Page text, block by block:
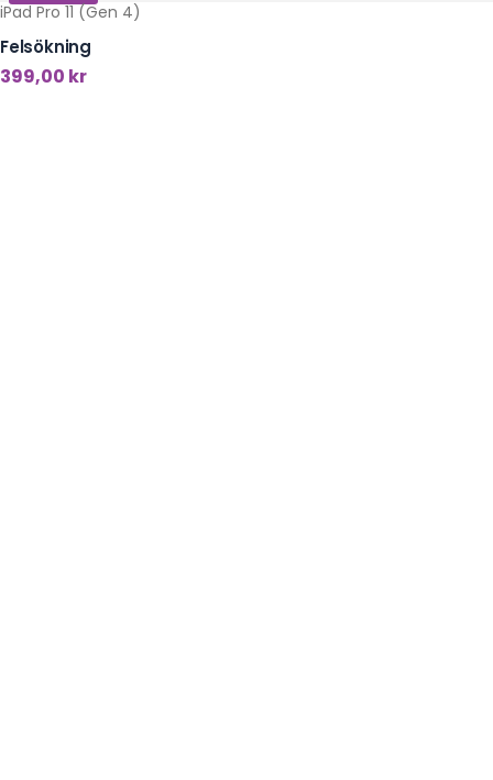
iPad Pro 11 (Gen 4)
Felsökning
399,00 kr